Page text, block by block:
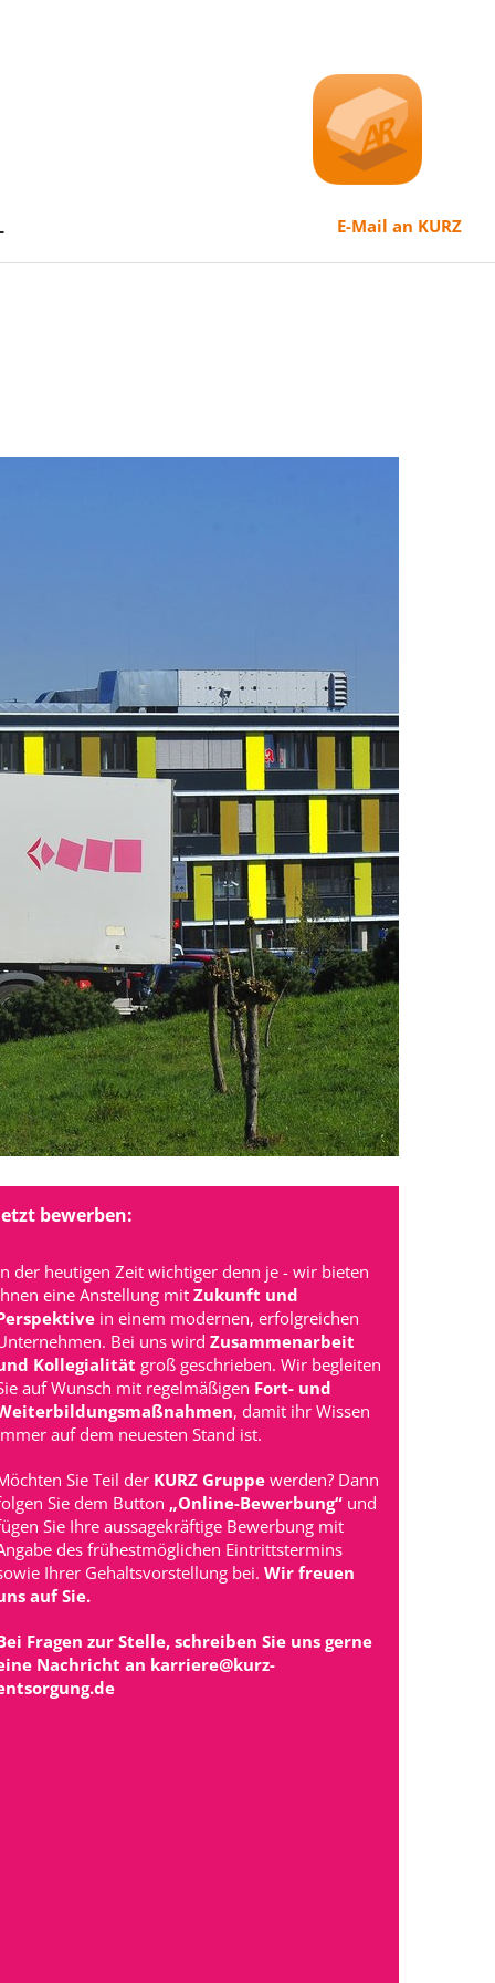
E-Mail an KURZ
bewerben:
der heutigen Zeit wichtiger denn je - wir bieten
eine Anstellung mitZukunft und
in einem modernen, erfolgreichen
Bei uns wird Zusammenarbeit
Kollegialität groß geschrieben. Wir begleiten
auf Wunsch mit regelmäßigen Fort- und
, damit ihr Wissen
auf dem neuesten Stand ist.
Sie Teil der KURZ Gruppe werden? Dann
Sie dem Button „Online-Bewerbung“ und
Sie Ihre aussagekräftige Bewerbung mit
des frühestmöglichen Eintrittstermins
Ihrer Gehaltsvorstellung bei. Wir freuen
auf Sie.
Fragen zur Stelle, schreiben Sie uns gerne
Nachricht an karriere@kurz-